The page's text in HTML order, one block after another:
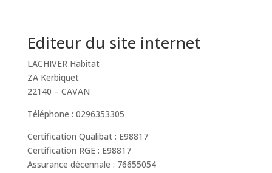
Editeur du site internet
LACHIVER Habitat
ZA Kerbiquet
22140 – CAVAN
Téléphone : 0296353305
Certification Qualibat : E98817
Certification RGE : E98817
Assurance décennale : 76655054